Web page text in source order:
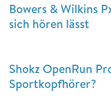
Bowers & Wilkins
sich hören lässt
Shokz OpenRun
Sportkopfhörer?